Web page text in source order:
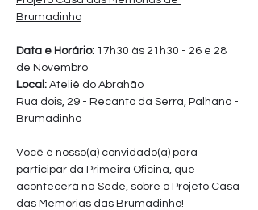
Brumadinho
Data e Horário: 17h30 às 21h30 - 26 e 28
de Novembro
Local: Ateliê do Abrahão
Rua dois, 29 - Recanto da Serra, Palhano -
Brumadinho
Você é nosso(a) convidado(a) para
participar da Primeira Oficina, que
acontecerá na Sede, sobre o Projeto Casa
das Memórias das Brumadinho!